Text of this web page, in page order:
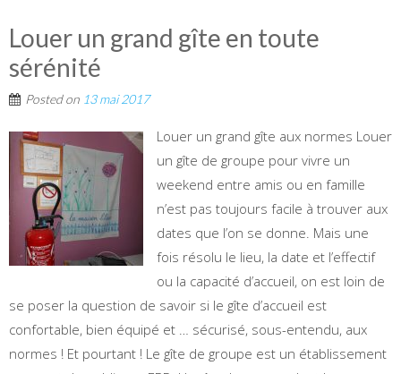
Louer un grand gîte en toute
sérénité
Posted on 13 mai 2017
Louer un grand gîte aux normes Louer
un gîte de groupe pour vivre un
weekend entre amis ou en famille
n’est pas toujours facile à trouver aux
dates que l’on se donne. Mais une
fois résolu le lieu, la date et l’effectif
ou la capacité d’accueil, on est loin de
se poser la question de savoir si le gîte d’accueil est
confortable, bien équipé et … sécurisé, sous-entendu, aux
normes ! Et pourtant ! Le gîte de groupe est un établissement